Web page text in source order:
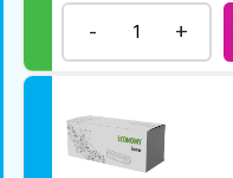
- +